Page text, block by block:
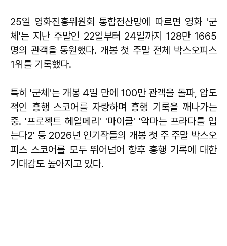
25일 영화진흥위원회 통합전산망에 따르면 영화 '군
체'는 지난 주말인 22일부터 24일까지 128만 1665
명의 관객을 동원했다. 개봉 첫 주말 전체 박스오피스
1위를 기록했다.
특히 '군체'는 개봉 4일 만에 100만 관객을 돌파, 압도
적인 흥행 스코어를 자랑하며 흥행 기록을 깨나가는
중. '프로젝트 헤일메리' '마이클' '악마는 프라다를 입
는다2' 등 2026년 인기작들의 개봉 첫 주 주말 박스오
피스 스코어를 모두 뛰어넘어 향후 흥행 기록에 대한
기대감도 높아지고 있다.